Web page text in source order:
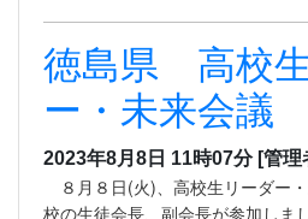
徳島県 高校
ー・未来会議
2023年8月8日 11時07分 [管理
８月８日(火)、高校生リーダー
校の生徒会長、副会長が参加しまし